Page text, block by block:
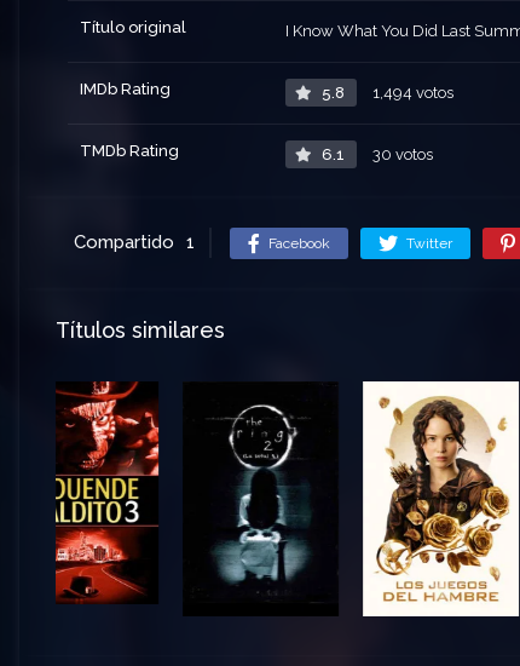
Título original I Know What You Did Last
IMDb Rating 5.8 1,494 votos
TMDb Rating 6.1 30 votos
Compartido 1 Facebook Twitter
Títulos similares